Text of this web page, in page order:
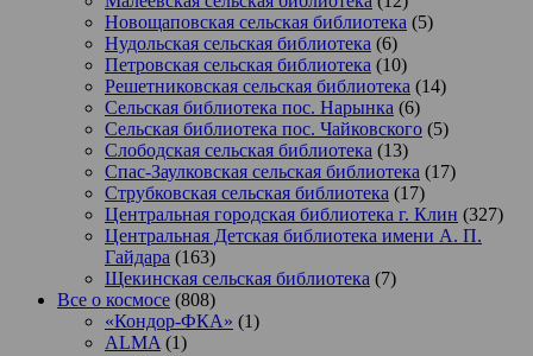
Новощаповская сельская библиотека (5)
Нудольская сельская библиотека (6)
Петровская сельская библиотека (10)
Решетниковская сельская библиотека (14)
Сельская библиотека пос. Нарынка (6)
Сельская библиотека пос. Чайковского (5)
Слободская сельская библиотека (13)
Спас-Заулковская сельская библиотека (17)
Струбковская сельская библиотека (17)
Центральная городская библиотека г. Клин (327)
Центральная Детская библиотека имени А. П.
Гайдара (163)
Щекинская сельская библиотека (7)
Все о космосе (808)
«Кондор-ФКА» (1)
ALMA (1)